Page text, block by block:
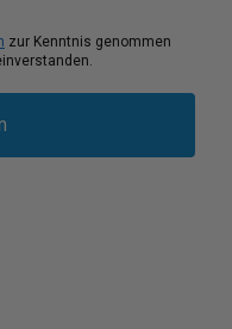
zur Kenntnis genommen